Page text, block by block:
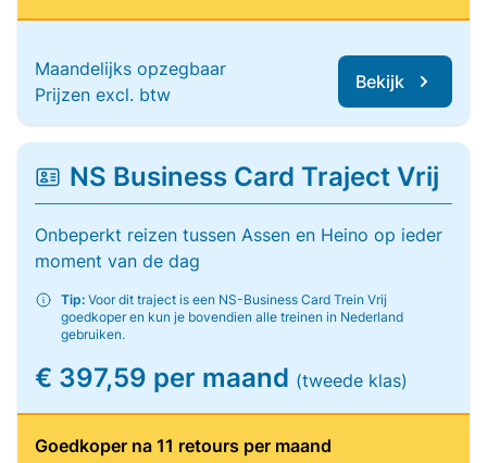
Maandelijks opzegbaar
Prijzen excl. btw
Bekijk
NS Business Card Traject Vrij
Onbeperkt reizen tussen Assen en Heino op ieder
moment van de dag
Tip: Voor dit traject is een NS-Business Card Trein Vrij
goedkoper en kun je bovendien alle treinen in Nederland
gebruiken.
€ 397,59 per maand (tweede klas)
Goedkoper na 11 retours per maand